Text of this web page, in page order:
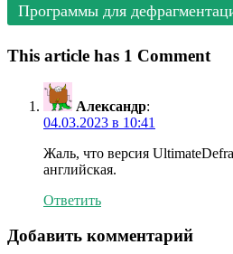
Программы для
This article has 1 Comment
Александр:
04.03.2023 в 10:41
Жаль, что версия
английская.
Ответить
Добавить комментарий